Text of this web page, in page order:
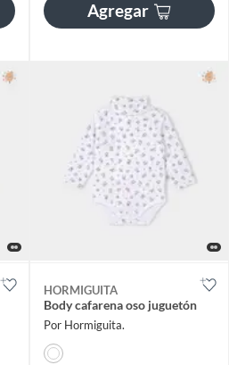
Agregar
HORMIGUITA
Body cafarena oso juguetón
Por Hormiguita.